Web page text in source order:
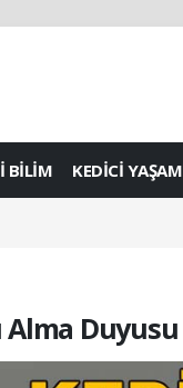
BİLİM KEDİCİ YAŞAM
Duyusu